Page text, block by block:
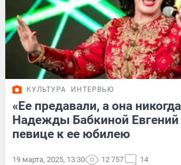
КУЛЬТУРА ИНТЕРВЬЮ
«Ее предавали, а она
Надежды Бабкиной Евгений
певице к ее юбилею
19 марта, 2025, 13:30 12 757 14